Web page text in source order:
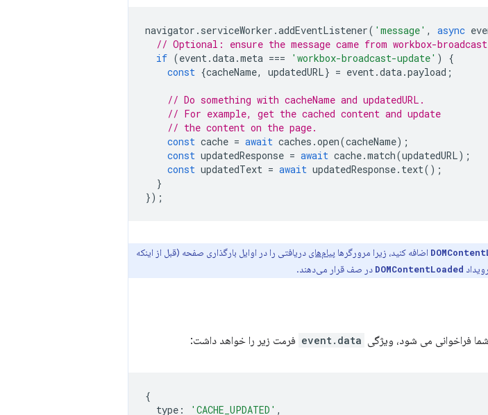
navigator . serviceWorker .addEventListener( 'message' , async
// Optional: ensure the message came from workbox-
if (event.data.meta === 'workbox-broadcast-update' )
{
const {cacheName, updatedURL} = event.data.payload ;
// Do something with cacheName and updatedURL.
// For example, get the cached content and update
// the content on the page.
const cache = await caches .open(cacheName);
const updatedResponse = await cache.match(updatedURL);
const updatedText = await updatedResponse. text();
}
});
اضافه کنید، زیرا مرورگرها پیام‌های دریافتی را در اوایل بارگذاری صفحه (قبل از اینکه
DOMContentLoaded در صف قرار می‌دهند.
فراخوانی می شود، ویژگی event.data فرمت زیر را خواهد داشت:
{
type : 'CACHE_UPDATED' ,